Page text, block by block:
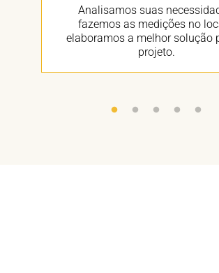
Analisamos suas
fazemos as medições no
elaboramos a melhor solução
projeto.